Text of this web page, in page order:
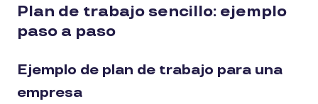
Plan de trabajo sencillo: ejemplo
paso a paso
Ejemplo de plan de trabajo para una
empresa